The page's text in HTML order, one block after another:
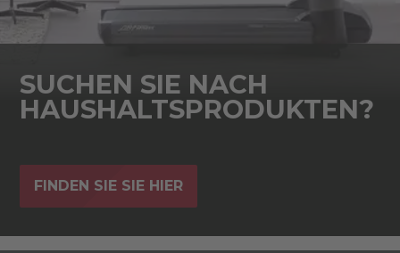
SUCHEN SIE NACH
HAUSHALTSPRODUKTEN?
FINDEN SIE SIE HIER